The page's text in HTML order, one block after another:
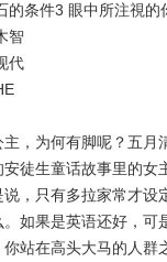
的条件3 眼中所注視的
智
代
主，为何有脚呢？五月
安徒生童话故事里的女
说，只有多拉家常才
。如果是英语还好，可
你站在高头大马的人